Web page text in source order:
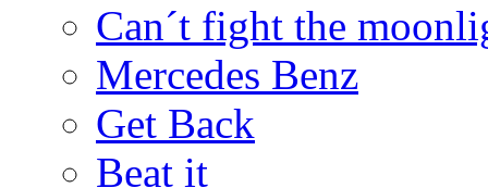
Can´t fight the
Mercedes Benz
Get Back
Beat it